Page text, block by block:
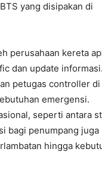
yang disipakan di
perusahaan kereta
dan update informasi.
petugas controller
emergensi.
seperti antara
bagi penumpang juga
hingga